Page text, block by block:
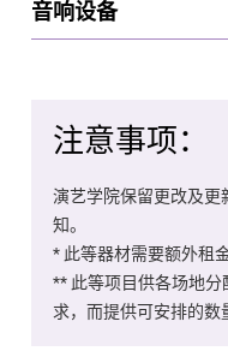
音响设备
注意事项：
演艺学院保留更改及更
知。
* 此等器材需要额外租金
** 此等项目供各场地
求，而提供可安排的数